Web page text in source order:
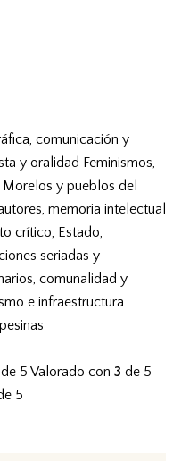
comunicación y
y oralidad Feminismos,
y pueblos del
memoria intelectual
crítico, Estado,
seriadas y
comunalidad y
e infraestructura
de 5 Valorado con 3 de 5
5